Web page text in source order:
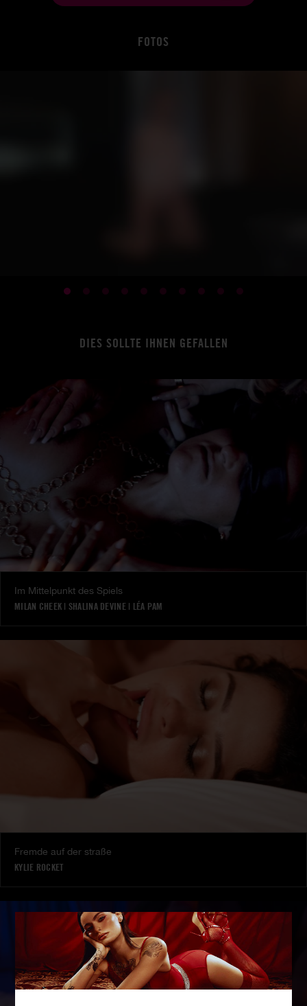
FOTOS
DIES SOLLTE IHNEN GEFALLEN
Im Mittelpunkt des Spiels
MILAN CHEEK | SHALINA DEVINE| LÉA PAM
Fremde auf der straße
KYLIE ROCKET